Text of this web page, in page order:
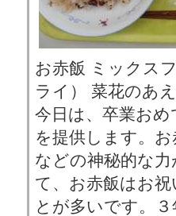
お赤飯 ミックス
ライ） 菜花のあ
今日は、卒業お
を提供します。
などの神秘的な
て、お赤飯はお
とが多いです。